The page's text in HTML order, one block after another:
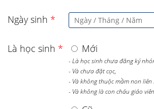
Ngày sinh *
Là học sinh * Mới
- Là học sinh chưa đăng ký
- Và chưa đặt cọc,
- Và không thuộc mầm non liên
- Và không là con cháu giáo